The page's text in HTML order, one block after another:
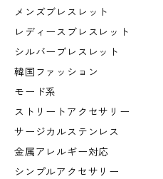
メンズブレスレット
レディースブレスレット
シルバーブレスレット
韓国ファッション
モード系
ストリートアクセサリー
サージカルステンレス
金属アレルギー対応
シンプルアクセサリー